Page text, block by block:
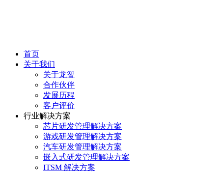
首页
关于我们
关于龙智
合作伙伴
发展历程
客户评价
行业解决方案
芯片研发管理解决方案
游戏研发管理解决方案
汽车研发管理解决方案
嵌入式研发管理解决方案
ITSM 解决方案